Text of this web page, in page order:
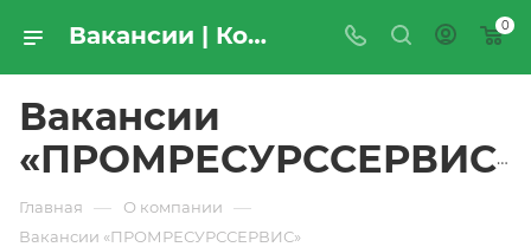
Вакансии | Компания «ПРОМРЕСУРССЕРВИС» 0
Вакансии
«ПРОМРЕСУРССЕРВИС»
Главная — О компании —
Вакансии «ПРОМРЕСУРССЕРВИС»